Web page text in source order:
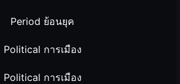
Period ย้อนยุค
Political การเมือง
Political การเมือง